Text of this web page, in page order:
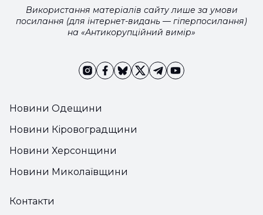
Новини Одещини
Новини Кіровоградщини
Новини Херсонщини
Новини Миколаївщини
Використання матеріалів сайту лише за умови
посилання (для інтернет-видань — гіперпосилання)
на «Антикорупційний вимір»
Контакти